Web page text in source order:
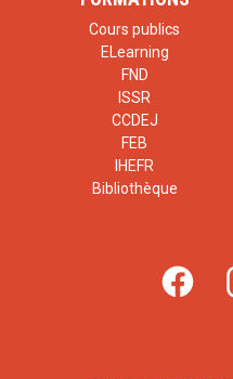
Cours publics
ELearning
FND
ISSR
CCDEJ
FEB
IHEFR
Bibliothèque